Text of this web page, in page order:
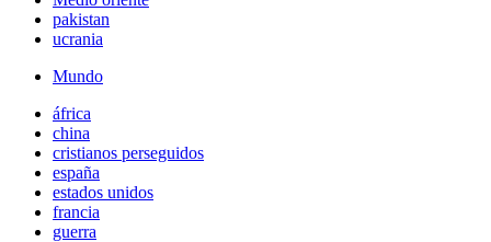
pakistan
ucrania
Mundo
áfrica
china
cristianos perseguidos
españa
estados unidos
francia
guerra